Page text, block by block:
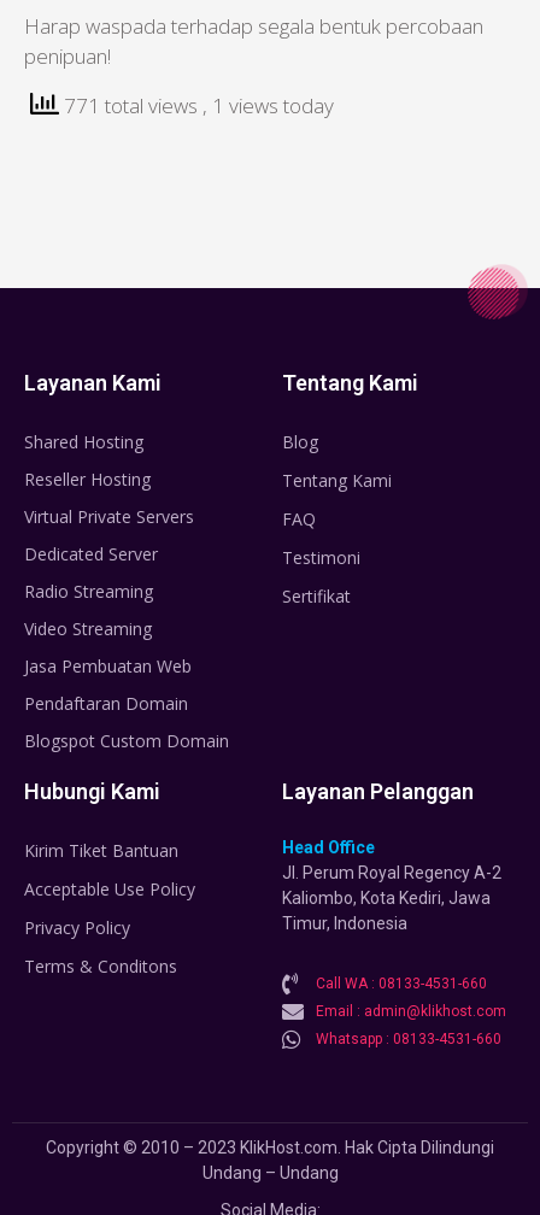
Harap waspada terhadap segala bentuk percobaan
penipuan!
771 total views , 1 views today
Layanan Kami
Shared Hosting
Reseller Hosting
Virtual Private Servers
Dedicated Server
Radio Streaming
Video Streaming
Jasa Pembuatan Web
Pendaftaran Domain
Blogspot Custom Domain
Tentang Kami
Blog
Tentang Kami
FAQ
Testimoni
Sertifikat
Hubungi Kami
Kirim Tiket Bantuan
Acceptable Use Policy
Privacy Policy
Terms & Conditons
Layanan Pelanggan
Head Office
Jl. Perum Royal Regency A-2
Kaliombo, Kota Kediri, Jawa
Timur, Indonesia
Call WA : 08133-4531-660
Email : admin@klikhost.com
Whatsapp : 08133-4531-660
Copyright © 2010 – 2023 KlikHost.com. Hak Cipta Dilindungi
Undang – Undang
Social Media: